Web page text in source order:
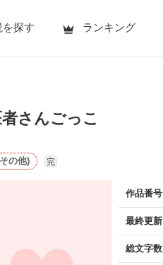
を探す ランキング
さんごっこ
の他) 完
作品番号
最終更新
総文字数